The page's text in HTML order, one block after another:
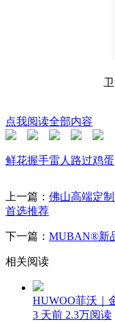
点我阅读全部内容
鲜花握手雷人 路过鸡蛋
上一篇： 佛山高端定
首选推荐
下一篇： MUBAN®新
相关阅读
HUWOO菲沃｜
3 天前 2.3万阅读